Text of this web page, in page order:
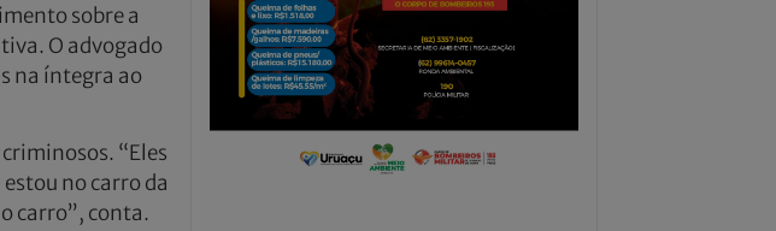
sobre a
O advogado
na íntegra ao
“Eles
no carro da
carro”, conta.